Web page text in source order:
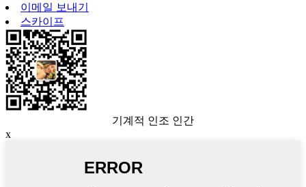
이메일 보내기
스카이프
기계적 인조 인간
x